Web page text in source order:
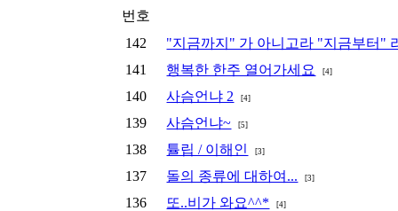
번호
142
"지금까지" 가 아니고라 "지금부터"
141
행복한 한주 열어가세요 [4]
140 사슴언냐 2 [4]
139 사슴언냐~ [5]
138 튤립 / 이해인 [3]
137 돌의 종류에 대하여... [3]
136 또..비가 와요^^* [4]